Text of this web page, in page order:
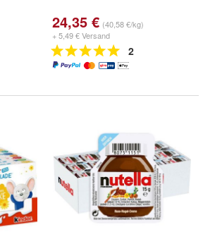
24,35 € (40,58 €/kg)
+ 5,49 € Versand
2